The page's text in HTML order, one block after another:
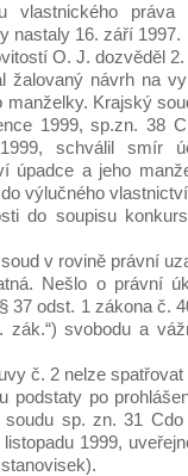
práva
nastaly 16. září 1997.
O. J. dozvěděl
žalovaný návrh na
manželky. Krajský
1999, sp.zn. 38
schválil smír
úpadce a jeho
výlučného
do soupisu
v rovině právní
Nešlo o právní
37 odst. 1 zákona č.
zák.“) svobodu a
č. 2 nelze
podstaty po
soudu sp. zn. 31
1999,